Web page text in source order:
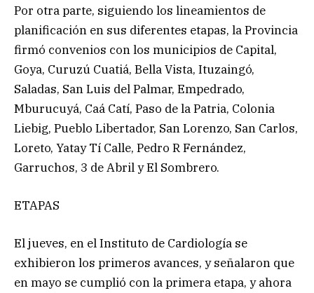
Por otra parte, siguiendo los lineamientos de
planificación en sus diferentes etapas, la Provincia
firmó convenios con los municipios de Capital,
Goya, Curuzú Cuatiá, Bella Vista, Ituzaingó,
Saladas, San Luis del Palmar, Empedrado,
Mburucuyá, Caá Catí, Paso de la Patria, Colonia
Liebig, Pueblo Libertador, San Lorenzo, San Carlos,
Loreto, Yatay Tí Calle, Pedro R Fernández,
Garruchos, 3 de Abril y El Sombrero.
ETAPAS
El jueves, en el Instituto de Cardiología se
exhibieron los primeros avances, y señalaron que
en mayo se cumplió con la primera etapa, y ahora